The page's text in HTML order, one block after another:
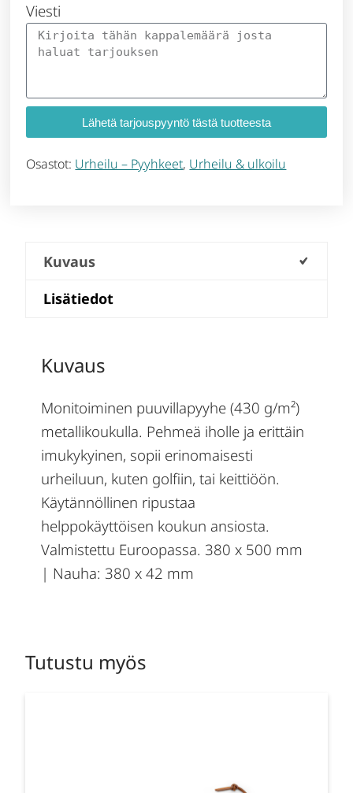
Viesti
Lähetä tarjouspyyntö tästä tuotteesta
Osastot: Urheilu – Pyyhkeet, Urheilu & ulkoilu
Kuvaus
Lisätiedot
Kuvaus
Monitoiminen puuvillapyyhe (430 g/m²)
metallikoukulla. Pehmeä iholle ja erittäin
imukykyinen, sopii erinomaisesti
urheiluun, kuten golfiin, tai keittiöön.
Käytännöllinen ripustaa
helppokäyttöisen koukun ansiosta.
Valmistettu Euroopassa. 380 x 500 mm
| Nauha: 380 x 42 mm
Tutustu myös